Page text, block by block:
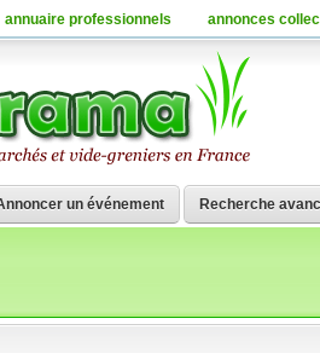
un événement Recherche
annuaire professionnels annonces